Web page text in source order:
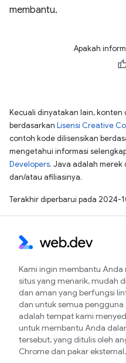
membantu.
Apakah
Kecuali dinyatakan lain, konten
berdasarkan Lisensi Creative
contoh kode dilisensikan
mengetahui informasi
Developers. Java adalah
dan/atau afiliasinya.
Terakhir diperbarui pada 2024-
Kami ingin membantu
situs yang menarik, mudah
dan aman yang berfungsi
dan untuk semua pengguna
adalah tempat kami
untuk membantu Anda
tersebut, yang ditulis oleh
Chrome dan pakar eksternal.